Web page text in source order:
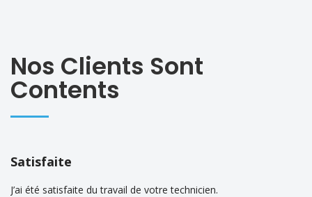
Nos Clients Sont
Contents
Satisfaite
J’ai été satisfaite du travail de votre technicien.